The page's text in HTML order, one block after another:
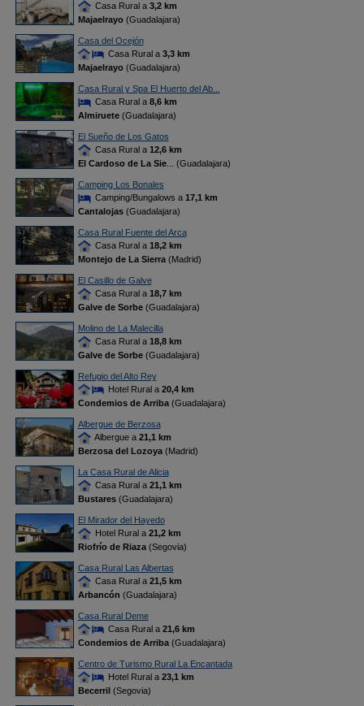
Casa Rural a 3,2 km
Majaelrayo(Guadalajara)
Casa del Ocejón
Casa Rural a 3,3 km
Majaelrayo(Guadalajara)
Casa Rural y Spa El Huerto del Ab...
Casa Rural a 8,6 km
Almiruete(Guadalajara)
El Sueño de Los Gatos
Casa Rural a 12,6 km
El Cardoso de La Sie... (Guadalajara)
Camping Los Bonales
Camping/Bungalows a 17,1 km
Cantalojas(Guadalajara)
Casa Rural Fuente del Arca
Casa Rural a 18,2 km
Montejo de La Sierra(Madrid)
El Casillo de Galve
Casa Rural a 18,7 km
Galve de Sorbe(Guadalajara)
Molino de La Malecilla
Casa Rural a 18,8 km
Galve de Sorbe(Guadalajara)
Refugio del Alto Rey
Hotel Rural a 20,4 km
Condemios de Arriba(Guadalajara)
Albergue de Berzosa
Albergue a 21,1 km
Berzosa del Lozoya(Madrid)
La Casa Rural de Alicia
Casa Rural a 21,1 km
Bustares(Guadalajara)
El Mirador del Hayedo
Hotel Rural a 21,2 km
Riofrío de Riaza(Segovia)
Casa Rural Las Albertas
Casa Rural a 21,5 km
Arbancón (Guadalajara)
Casa Rural Deme
Casa Rural a 21,6 km
Condemios de Arriba(Guadalajara)
Centro de Turismo Rural La Encantada
Hotel Rural a 23,1 km
Becerril(Segovia)